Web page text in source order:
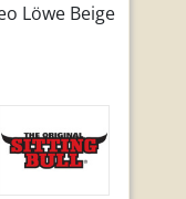
Löwe Beige